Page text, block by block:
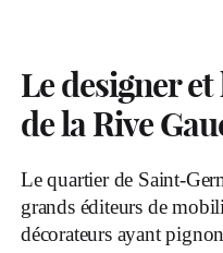
Le designer
de la Rive
Le quartier de Saint-
grands éditeurs de
décorateurs ayant